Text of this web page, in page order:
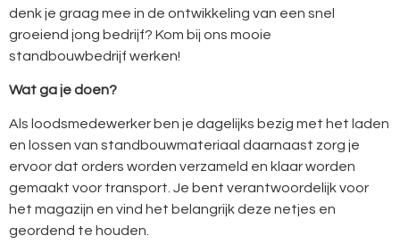
denk je graag mee in de ontwikkeling van een snel
groeiend jong bedrijf? Kom bij ons mooie
standbouwbedrijf werken!
Wat ga je doen?
Als loodsmedewerker ben je dagelijks bezig met het laden
en lossen van standbouwmateriaal daarnaast zorg je
ervoor dat orders worden verzameld en klaar worden
gemaakt voor transport. Je bent verantwoordelijk voor
het magazijn en vind het belangrijk deze netjes en
geordend te houden.